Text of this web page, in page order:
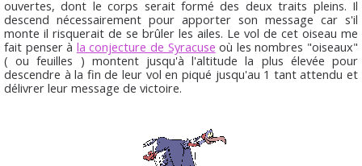
ouvertes, dont le corps serait formé des deux traits pleins. Il
descend nécessairement pour apporter son message car s'il
monte il risquerait de se brûler les ailes. Le vol de cet oiseau me
fait penser à la conjecture de Syracuse où les nombres "oiseaux"
( ou feuilles ) montent jusqu'à l'altitude la plus élevée pour
descendre à la fin de leur vol en piqué jusqu'au 1 tant attendu et
délivrer leur message de victoire.